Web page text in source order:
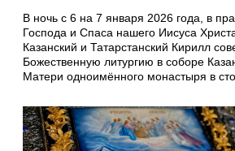
В ночь с 6 на 7 января 2026 года, в
Господа и Спаса нашего Иисуса
Казанский и Татарстанский Кирилл
Божественную литургию в соборе
Матери одноимённого монастыря в